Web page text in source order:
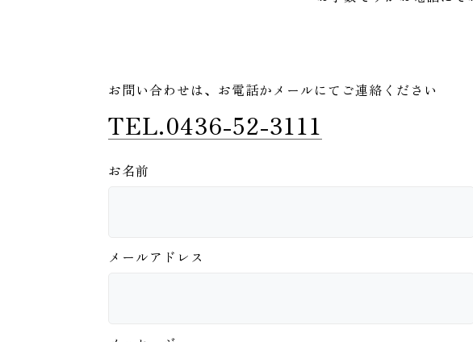
お問い合わせは、 お電話かメールにてご連絡ください
TEL.0436-52-3111
お名前
メールアドレス